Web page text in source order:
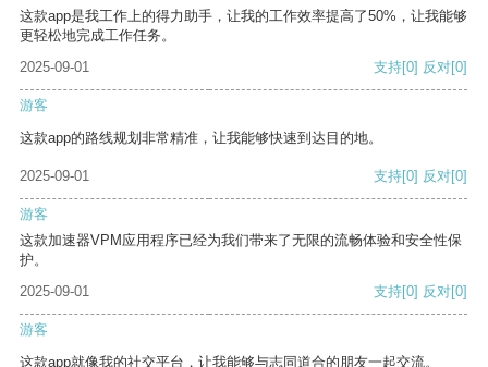
这款app是我工作上的得力助手，让我的工作效率提高了50%，让我能够
更轻松地完成工作任务。
2025-09-01
支持[0] 反对[0]
游客
这款app的路线规划非常精准，让我能够快速到达目的地。
2025-09-01 支持[0] 反对[0]
游客
这款加速器VPM应用程序已经为我们带来了无限的流畅体验和安全性保
护。
2025-09-01
支持[0] 反对[0]
游客
这款app就像我的社交平台，让我能够与志同道合的朋友一起交流。